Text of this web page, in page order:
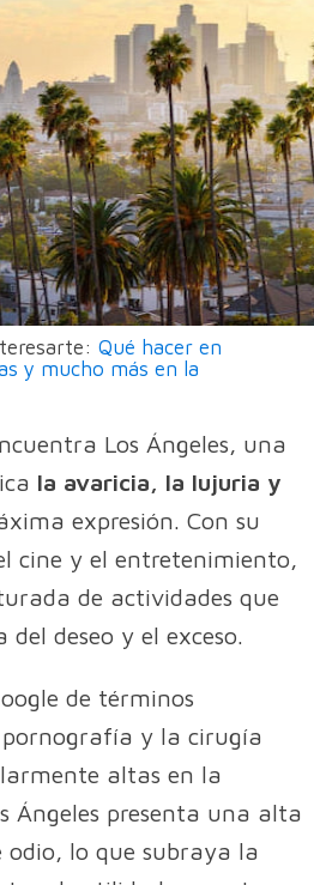
Qué hacer en
y mucho más en la
Los Ángeles, una
la avaricia, la lujuria y
expresión. Con su
cine y el entretenimiento,
de actividades que
deseo y el exceso.
de términos
y la cirugía
altas en la
Ángeles presenta una alta
odio, lo que subraya la